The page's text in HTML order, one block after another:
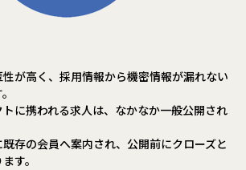
が高く、採用情報から機密情報が漏れない
に携われる求人は、なかなか一般公開され
存の会員へ案内され、公開前にクローズと
す。